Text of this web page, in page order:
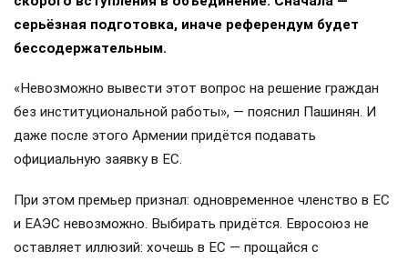
серьёзная подготовка, иначе референдум будет
бессодержательным.
«Невозможно вывести этот вопрос на решение граждан
без институциональной работы», — пояснил Пашинян. И
даже после этого Армении придётся подавать
официальную заявку в ЕС.
При этом премьер признал: одновременное членство в ЕС
и ЕАЭС невозможно. Выбирать придётся. Евросоюз не
оставляет иллюзий: хочешь в ЕС — прощайся с